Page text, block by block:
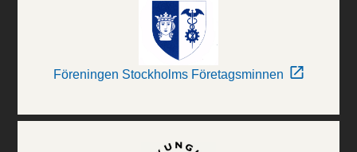
Föreningen Stockholms Företagsminnen